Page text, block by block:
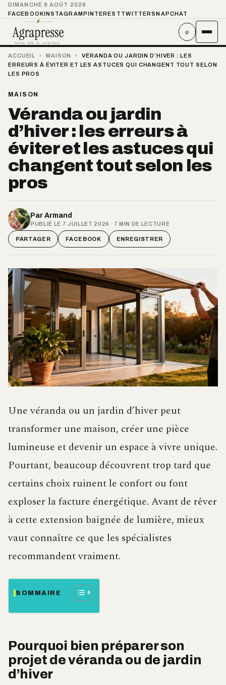
DIMANCHE 9 AOÛT 2026
FACEBOOKINSTAGRAMPINTEREST TWITTER SNAPCHAT
⌕
ACCUEIL › MAISON ›
VÉRANDA OU JARDIN D’HIVER : LES
ERREURS À ÉVITER ET LES ASTUCES QUI CHANGENT TOUT SELON
LES PROS
MAISON
Véranda ou jardin
d’hiver : les erreurs à
éviter et les astuces qui
changent tout selon les
pros
Par Armand
PUBLIÉ LE 7 JUILLET 2026 · 7 MIN DE LECTURE
PARTAGER FACEBOOK ENREGISTRER
Une véranda ou un jardin d’hiver peut
transformer une maison, créer une pièce
lumineuse et devenir un espace à vivre unique.
Pourtant, beaucoup découvrent trop tard que
certains choix ruinent le confort ou font
exploser la facture énergétique. Avant de rêver
à cette extension baignée de lumière, mieux
vaut connaître ce que les spécialistes
recommandent vraiment.
SOMMAIRE
Pourquoi bien préparer son
projet de véranda ou de jardin
d’hiver